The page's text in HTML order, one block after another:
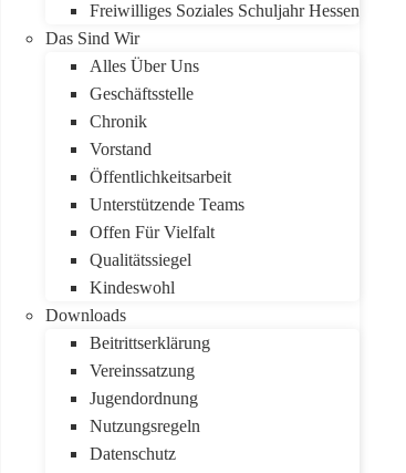
Freiwilliges Soziales Schuljahr Hessen
Das Sind Wir
Alles Über Uns
Geschäftsstelle
Chronik
Vorstand
Öffentlichkeitsarbeit
Unterstützende Teams
Offen Für Vielfalt
Qualitätssiegel
Kindeswohl
Downloads
Beitrittserklärung
Vereinssatzung
Jugendordnung
Nutzungsregeln
Datenschutz